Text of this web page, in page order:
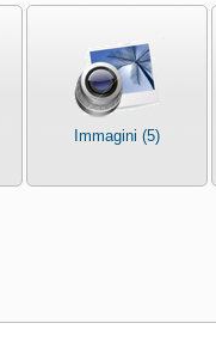
Immagini (5)